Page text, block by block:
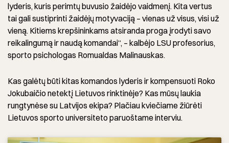
lyderis, kuris perimtų buvusio žaidėjo vaidmenį. Kita vertus
tai gali sustiprinti žaidėjų motyvaciją – vienas už visus, visi už
vieną. Kitiems krepšininkams atsiranda proga įrodyti savo
reikalingumą ir naudą komandai“, – kalbėjo LSU profesorius,
sporto psichologas Romualdas Malinauskas.
Kas galėtų būti kitas komandos lyderis ir kompensuoti Roko
Jokubaičio netektį Lietuvos rinktinėje? Kas mūsų laukia
rungtynėse su Latvijos ekipa? Plačiau kviečiame žiūrėti
Lietuvos sporto universiteto paruoštame interviu.